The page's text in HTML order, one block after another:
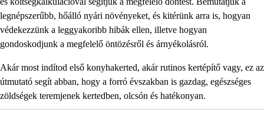
legnépszerűbb, hőálló nyári növényeket, és kitérünk arra is, hogyan
védekezzünk a leggyakoribb hibák ellen, illetve hogyan
gondoskodjunk a megfelelő öntözésről és árnyékolásról.
Akár most indítod első konyhakerted, akár rutinos kertépítő vagy, ez az
útmutató segít abban, hogy a forró évszakban is gazdag, egészséges
zöldségek teremjenek kertedben, olcsón és hatékonyan.